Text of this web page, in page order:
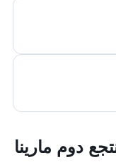
دوم مارينا